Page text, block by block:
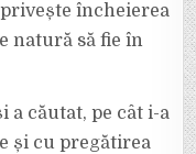
încheierea
natură să fie în
a căutat, pe cât i-a
și cu pregătirea